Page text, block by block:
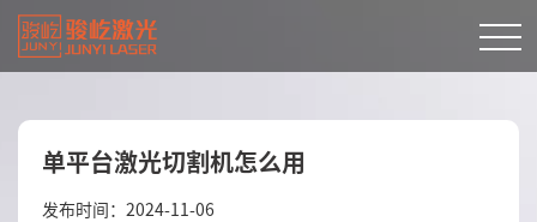
单平台激光切割机怎么用
发布时间：2024-11-06